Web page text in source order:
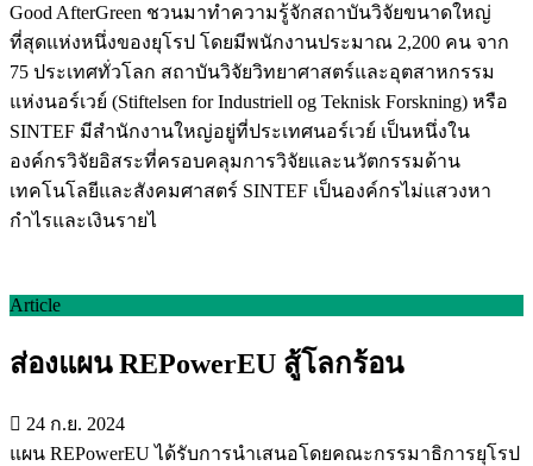
Good AfterGreen ชวนมาทำความรู้จักสถาบันวิจัยขนาดใหญ่
ที่สุดแห่งหนึ่งของยุโรป โดยมีพนักงานประมาณ 2,200 คน จาก
75 ประเทศทั่วโลก สถาบันวิจัยวิทยาศาสตร์และอุตสาหกรรม
แห่งนอร์เวย์ (Stiftelsen for Industriell og Teknisk Forskning) หรือ
SINTEF มีสำนักงานใหญ่อยู่ที่ประเทศนอร์เวย์ เป็นหนึ่งใน
องค์กรวิจัยอิสระที่ครอบคลุมการวิจัยและนวัตกรรมด้าน
เทคโนโลยีและสังคมศาสตร์ SINTEF เป็นองค์กรไม่แสวงหา
กำไรและเงินรายไ
Article
ส่องแผน REPowerEU สู้โลกร้อน
24 ก.ย. 2024
แผน REPowerEU ได้รับการนำเสนอโดยคณะกรรมาธิการยุโรป